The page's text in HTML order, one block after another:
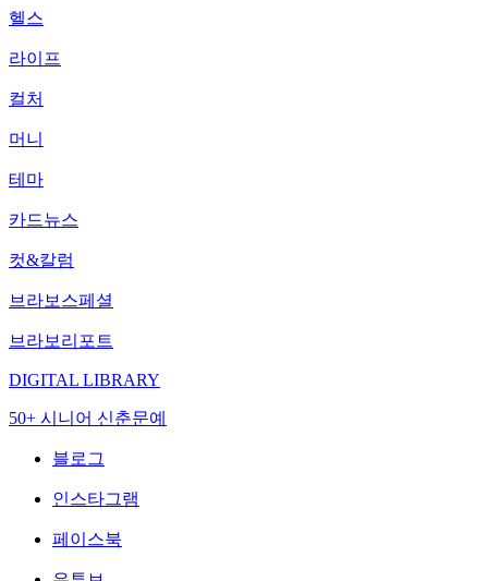
헬스
라이프
컬처
머니
테마
카드뉴스
컷&칼럼
브라보스페셜
브라보리포트
DIGITAL LIBRARY
50+ 시니어 신춘문예
블로그
인스타그램
페이스북